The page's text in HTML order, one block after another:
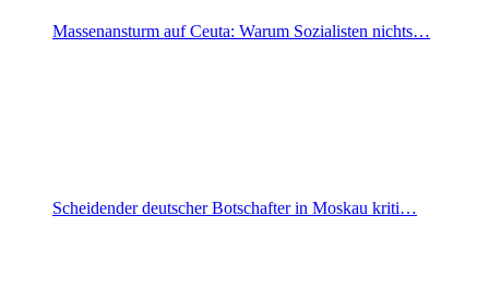
Massenansturm auf Ceuta: Warum Sozialisten nichts…
Scheidender deutscher Botschafter in Moskau kriti…